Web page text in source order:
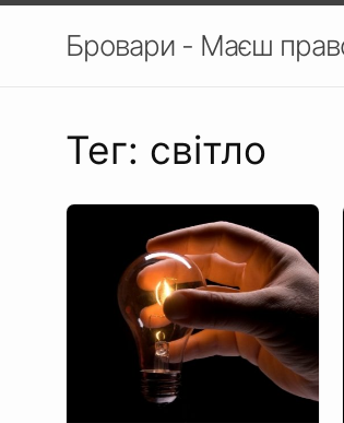
Бровари - Маєш
Тег: світло